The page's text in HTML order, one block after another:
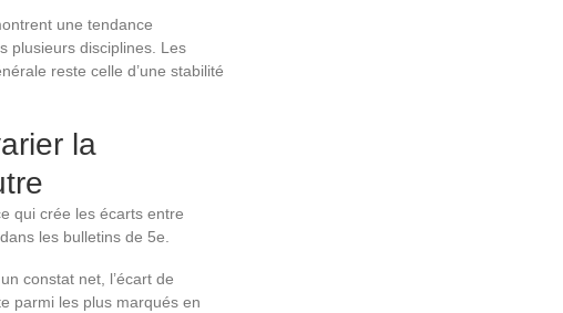
une tendance
plusieurs disciplines. Les
reste celle d’une stabilité
la
qui crée les écarts entre
les bulletins de 5e.
constat net, l’écart de
parmi les plus marqués en